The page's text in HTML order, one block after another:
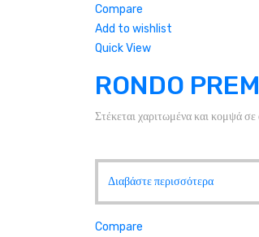
Compare
Add to wishlist
Quick View
RONDO
Στέκεται χαριτωμένα και κομψά
Διαβάστε περισσότερα
Compare